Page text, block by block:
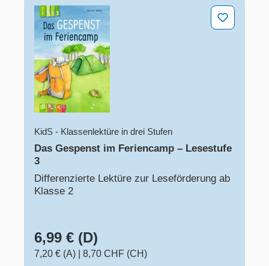
Das Gespenst im Feriencamp – Lesestufe 3
KidS - Klassenlektüre in drei Stufen
Das Gespenst im Feriencamp – Lesestufe
3
Differenzierte Lektüre zur Leseförderung ab
Klasse 2
6,99 € (D)
7,20 € (A) 8,70 CHF (CH)